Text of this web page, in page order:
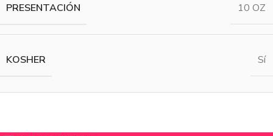
PRESENTACIÓN 10 OZ
KOSHER Sí